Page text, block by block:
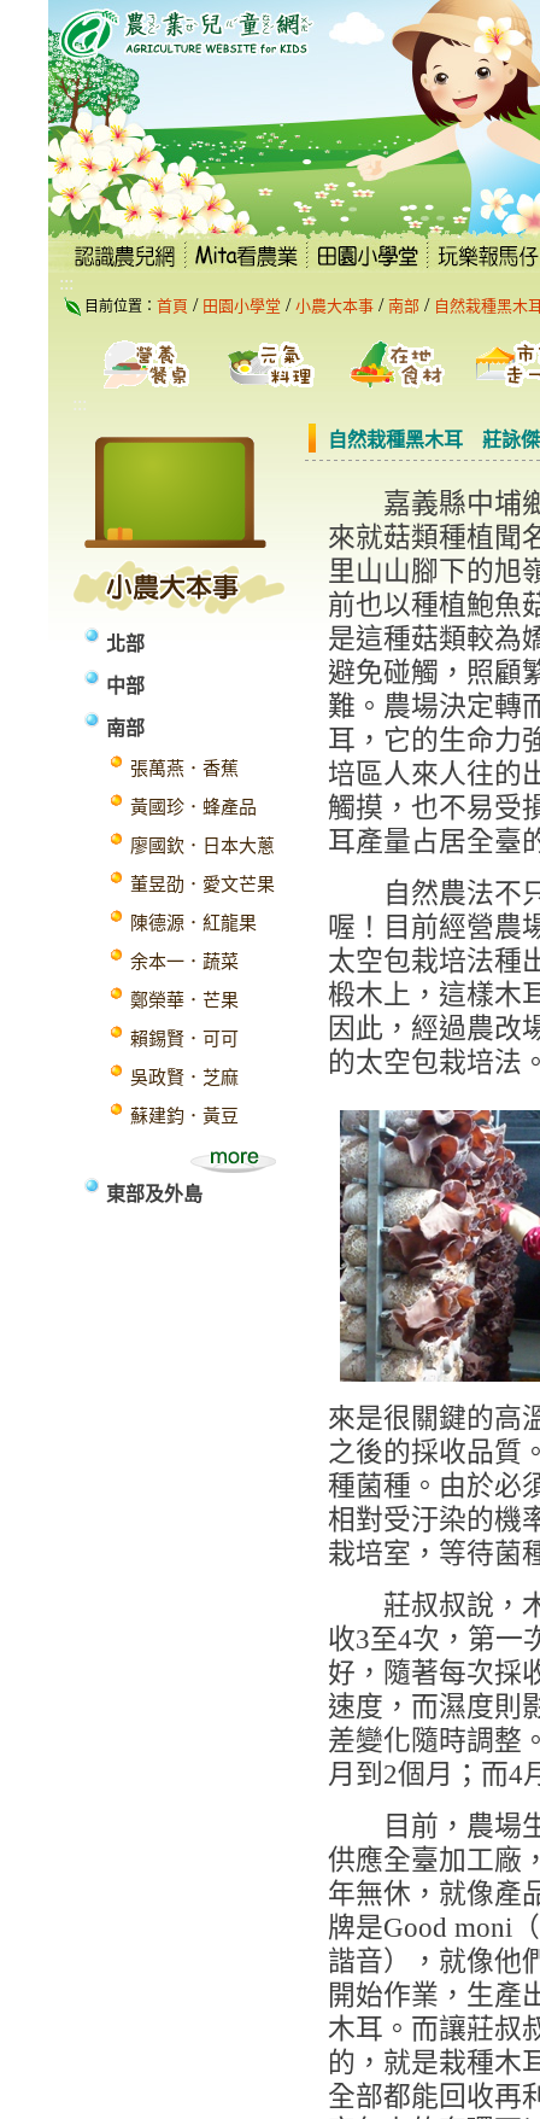
到
主
要
內
容
區
塊
:::
目前位置： 首頁 / 田園小學堂 / 小農大本事 / 南部 / 自然栽種黑木
:::
北部
中部
南部
張萬燕．香蕉
黃國珍．蜂產品
廖國欽．日本大蔥
董昱劭．愛文芒果
陳德源．紅龍果
余本一．蔬菜
鄭榮華．芒果
賴錫賢．可可
吳政賢．芝麻
蘇建鈞．黃豆
東部及外島
自然栽種黑木耳 莊詠
嘉義縣中埔
來就菇類種植聞
里山山腳下的旭
前也以種植鮑魚
是這種菇類較為
避免碰觸，照顧
難。農場決定轉
耳，它的生命力
培區人來人往的
觸摸，也不易受
耳產量占居全臺
自然農法不只
喔！目前經營農
太空包栽培法種
椴木上，這樣木
因此，經過農改
的太空包栽培法
來是很關鍵的高
之後的採收品質
種菌種。由於必
相對受汙染的機
栽培室，等待菌
莊叔叔說，木
收3至4次，第一
好，隨著每次採
速度，而濕度則
差變化隨時調整
月到2個月；而4
目前，農場
供應全臺加工廠
年無休，就像產
牌是Good moni
諧音），就像他
開始作業，生產
木耳。而讓莊叔
的，就是栽種木
全部都能回收再